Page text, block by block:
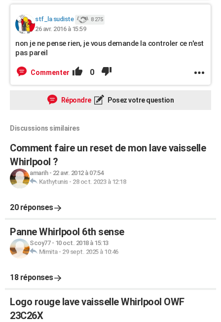
stf_la sudiste 8 275
26 avr. 2016 à 15:59
non je ne pense rien, je vous demande la controler ce n'est
pas pareil
Commenter 0
Répondre Posez votre question
Discussions similaires
Comment faire un reset de mon lave vaisselle
Whirlpool ?
amarih- 22 avr. 2012 à 07:54
Kathytunis- 28 oct. 2023 à 12:18
20 réponses
Panne Whirlpool 6th sense
Scoy77- 10 oct. 2018 à 15:13
Mimita- 29 sept. 2025 à 10:46
18 réponses
Logo rouge lave vaisselle Whirlpool OWF
23C26X